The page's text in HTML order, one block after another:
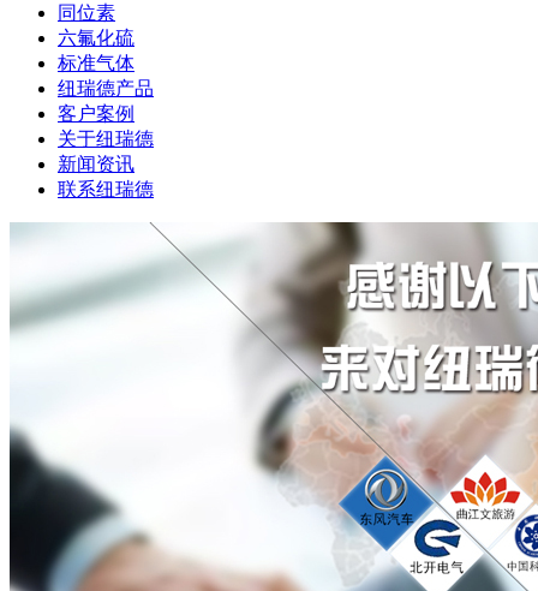
同位素
六氟化硫
标准气体
纽瑞德产品
客户案例
关于纽瑞德
新闻资讯
联系纽瑞德